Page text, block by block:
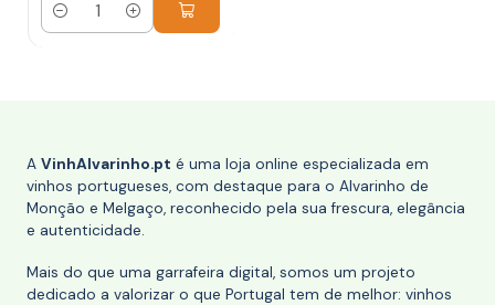
Quantidade
A VinhAlvarinho.pt é uma loja online especializada em
vinhos portugueses, com destaque para o Alvarinho de
Monção e Melgaço, reconhecido pela sua frescura, elegância
e autenticidade.
Mais do que uma garrafeira digital, somos um projeto
dedicado a valorizar o que Portugal tem de melhor: vinhos